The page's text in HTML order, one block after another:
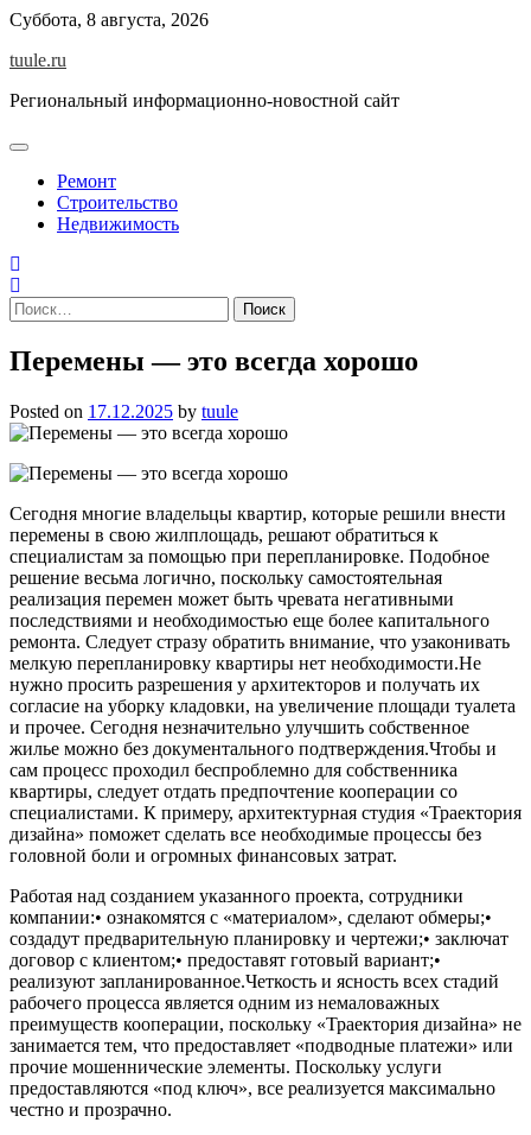
Skip
content
Суббота, 8 августа, 2026
tuule.ru
Региональный информационно-новостной сайт
Ремонт
Строительство
Недвижимость
Найти:
Перемены — это всегда хорошо
Posted on 17.12.2025 by tuule
Сегодня многие владельцы квартир, которые решили внести
перемены в свою жилплощадь, решают обратиться к
специалистам за помощью при перепланировке. Подобное
решение весьма логично, поскольку самостоятельная
реализация перемен может быть чревата негативными
последствиями и необходимостью еще более капитального
ремонта. Следует стразу обратить внимание, что узаконивать
мелкую перепланировку квартиры нет необходимости.Не
нужно просить разрешения у архитекторов и получать их
согласие на уборку кладовки, на увеличение площади туалета
и прочее. Сегодня незначительно улучшить собственное
жилье можно без документального подтверждения.Чтобы и
сам процесс проходил беспроблемно для собственника
квартиры, следует отдать предпочтение кооперации со
специалистами. К примеру, архитектурная студия «Траектория
дизайна» поможет сделать все необходимые процессы без
головной боли и огромных финансовых затрат.
Работая над созданием указанного проекта, сотрудники
компании:• ознакомятся с «материалом», сделают обмеры;•
создадут предварительную планировку и чертежи;• заключат
договор с клиентом;• предоставят готовый вариант;•
реализуют запланированное.Четкость и ясность всех стадий
рабочего процесса является одним из немаловажных
преимуществ кооперации, поскольку «Траектория дизайна» не
занимается тем, что предоставляет «подводные платежи» или
прочие мошеннические элементы. Поскольку услуги
предоставляются «под ключ», все реализуется максимально
честно и прозрачно.